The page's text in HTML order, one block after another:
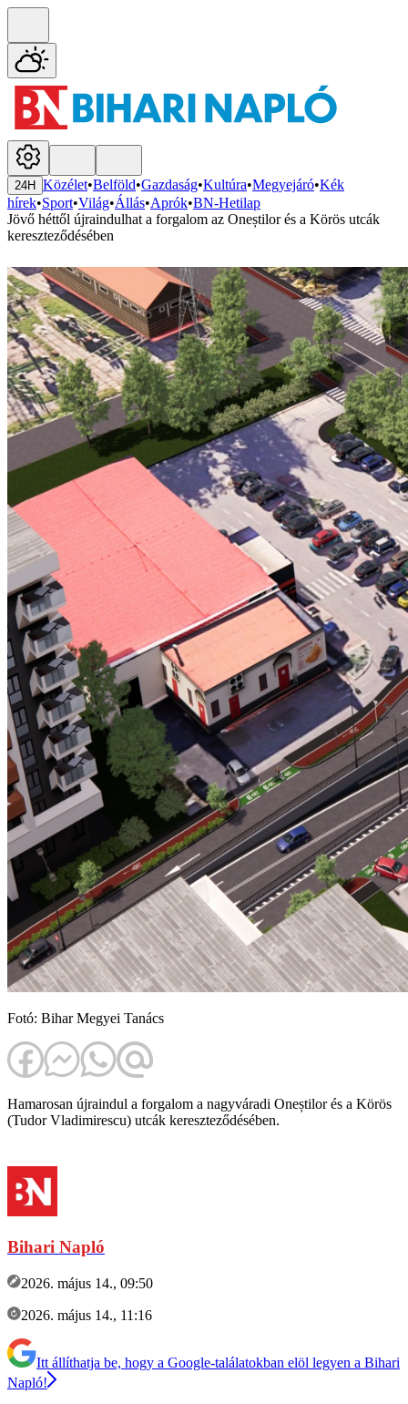
24H Közélet•Belföld•Gazdaság•Kultúra•Megyejáró•Kék
hírek•Sport•Világ•Állás•Aprók•BN-Hetilap
Jövő héttől újraindulhat a forgalom az Oneștilor és a Körös utcák
kereszteződésében
Fotó: Bihar Megyei Tanács
Hamarosan újraindul a forgalom a nagyváradi Oneștilor és a Körös
(Tudor Vladimirescu) utcák kereszteződésében.
Bihari Napló
2026. május 14., 09:50
2026. május 14., 11:16
Itt állíthatja be, hogy a Google-találatokban elöl legyen a Bihari
Napló!